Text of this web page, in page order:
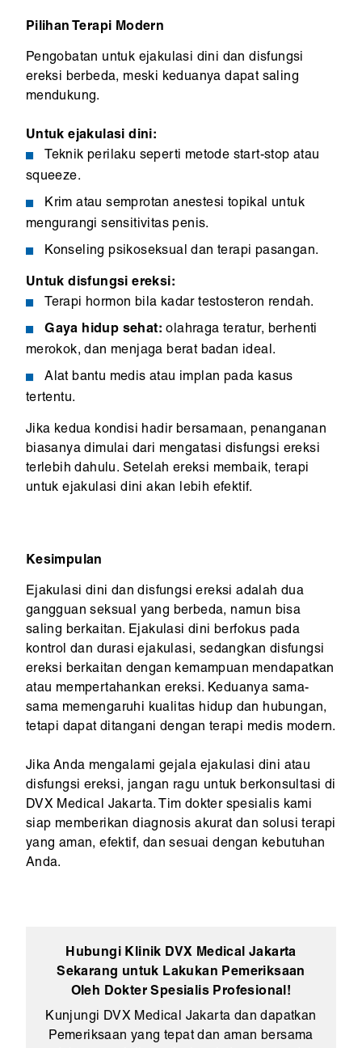
Pilihan Terapi Modern
Pengobatan untuk ejakulasi dini dan disfungsi
ereksi berbeda, meski keduanya dapat saling
mendukung.
Untuk ejakulasi dini:
Teknik perilaku seperti metode start-stop atau
squeeze.
Krim atau semprotan anestesi topikal untuk
mengurangi sensitivitas penis.
Konseling psikoseksual dan terapi pasangan.
Untuk disfungsi ereksi:
Terapi hormon bila kadar testosteron rendah.
Gaya hidup sehat: olahraga teratur, berhenti
merokok, dan menjaga berat badan ideal.
Alat bantu medis atau implan pada kasus
tertentu.
Jika kedua kondisi hadir bersamaan, penanganan
biasanya dimulai dari mengatasi disfungsi ereksi
terlebih dahulu. Setelah ereksi membaik, terapi
untuk ejakulasi dini akan lebih efektif.
Kesimpulan
Ejakulasi dini dan disfungsi ereksi adalah dua
gangguan seksual yang berbeda, namun bisa
saling berkaitan. Ejakulasi dini berfokus pada
kontrol dan durasi ejakulasi, sedangkan disfungsi
ereksi berkaitan dengan kemampuan mendapatkan
atau mempertahankan ereksi. Keduanya sama-
sama memengaruhi kualitas hidup dan hubungan,
tetapi dapat ditangani dengan terapi medis modern.
Jika Anda mengalami gejala ejakulasi dini atau
disfungsi ereksi, jangan ragu untuk berkonsultasi di
DVX Medical Jakarta. Tim dokter spesialis kami
siap memberikan diagnosis akurat dan solusi terapi
yang aman, efektif, dan sesuai dengan kebutuhan
Anda.
Hubungi Klinik DVX Medical Jakarta
Sekarang untuk Lakukan Pemeriksaan
Oleh Dokter Spesialis Profesional!
Kunjungi DVX Medical Jakarta dan dapatkan
Pemeriksaan yang tepat dan aman bersama